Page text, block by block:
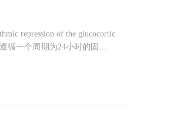
repression of the glucocortic
循一个周期为24小时的固定模